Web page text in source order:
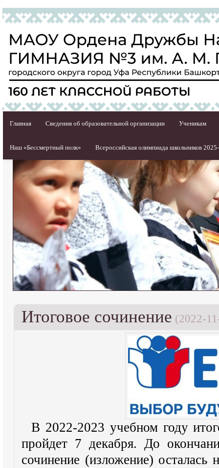
Главная Сведения об образовательной организации Ученикам
Наш «Бессмертный полк» Всероссийская олимпиада школьников
Итоговое сочинение (2022-
В 2022-2023 учебном году
пройдет 7 декабря. До
сочинение (изложение) осталась